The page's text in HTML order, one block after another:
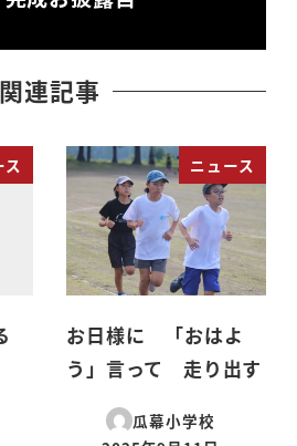
関連記事
ス ニュース
お日様に 「おはよ
う」言って 走り出す
瓜幕小学校